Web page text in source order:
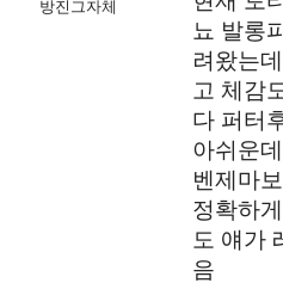
방진그자체
뇨 발롱
려왔는
고 체감
다 퍼터
아쉬운
벤제마
정확하
도 얘가
음